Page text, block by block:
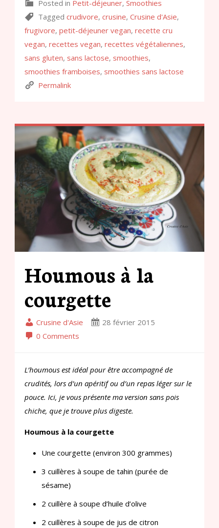
Posted in Petit-déjeuner, Smoothies
Tagged crudivore, crusine, Crusine d'Asie,
frugivore, petit-déjeuner vegan, recette cru
vegan, recettes vegan, recettes végétaliennes,
sans gluten, sans lactose, smoothies,
smoothies framboises, smoothies sans lactose
Permalink
Houmous à la
courgette
Crusine d'Asie
28 février 2015
0 Comments
L’houmous est idéal pour être accompagné de
crudités, lors d’un apéritif ou d’un repas léger sur le
pouce. Ici, je vous présente ma version sans pois
chiche, que je trouve plus digeste.
Houmous à la courgette
Une courgette (environ 300 grammes)
3 cuillères à soupe de tahin (purée de
sésame)
2 cuillère à soupe d’huile d’olive
2 cuillères à soupe de jus de citron